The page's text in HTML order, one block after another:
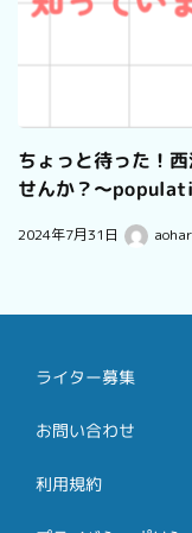
ちょっと待った！
せんか？～
2024年7月31日
ライター募集
お問い合わせ
利用規約